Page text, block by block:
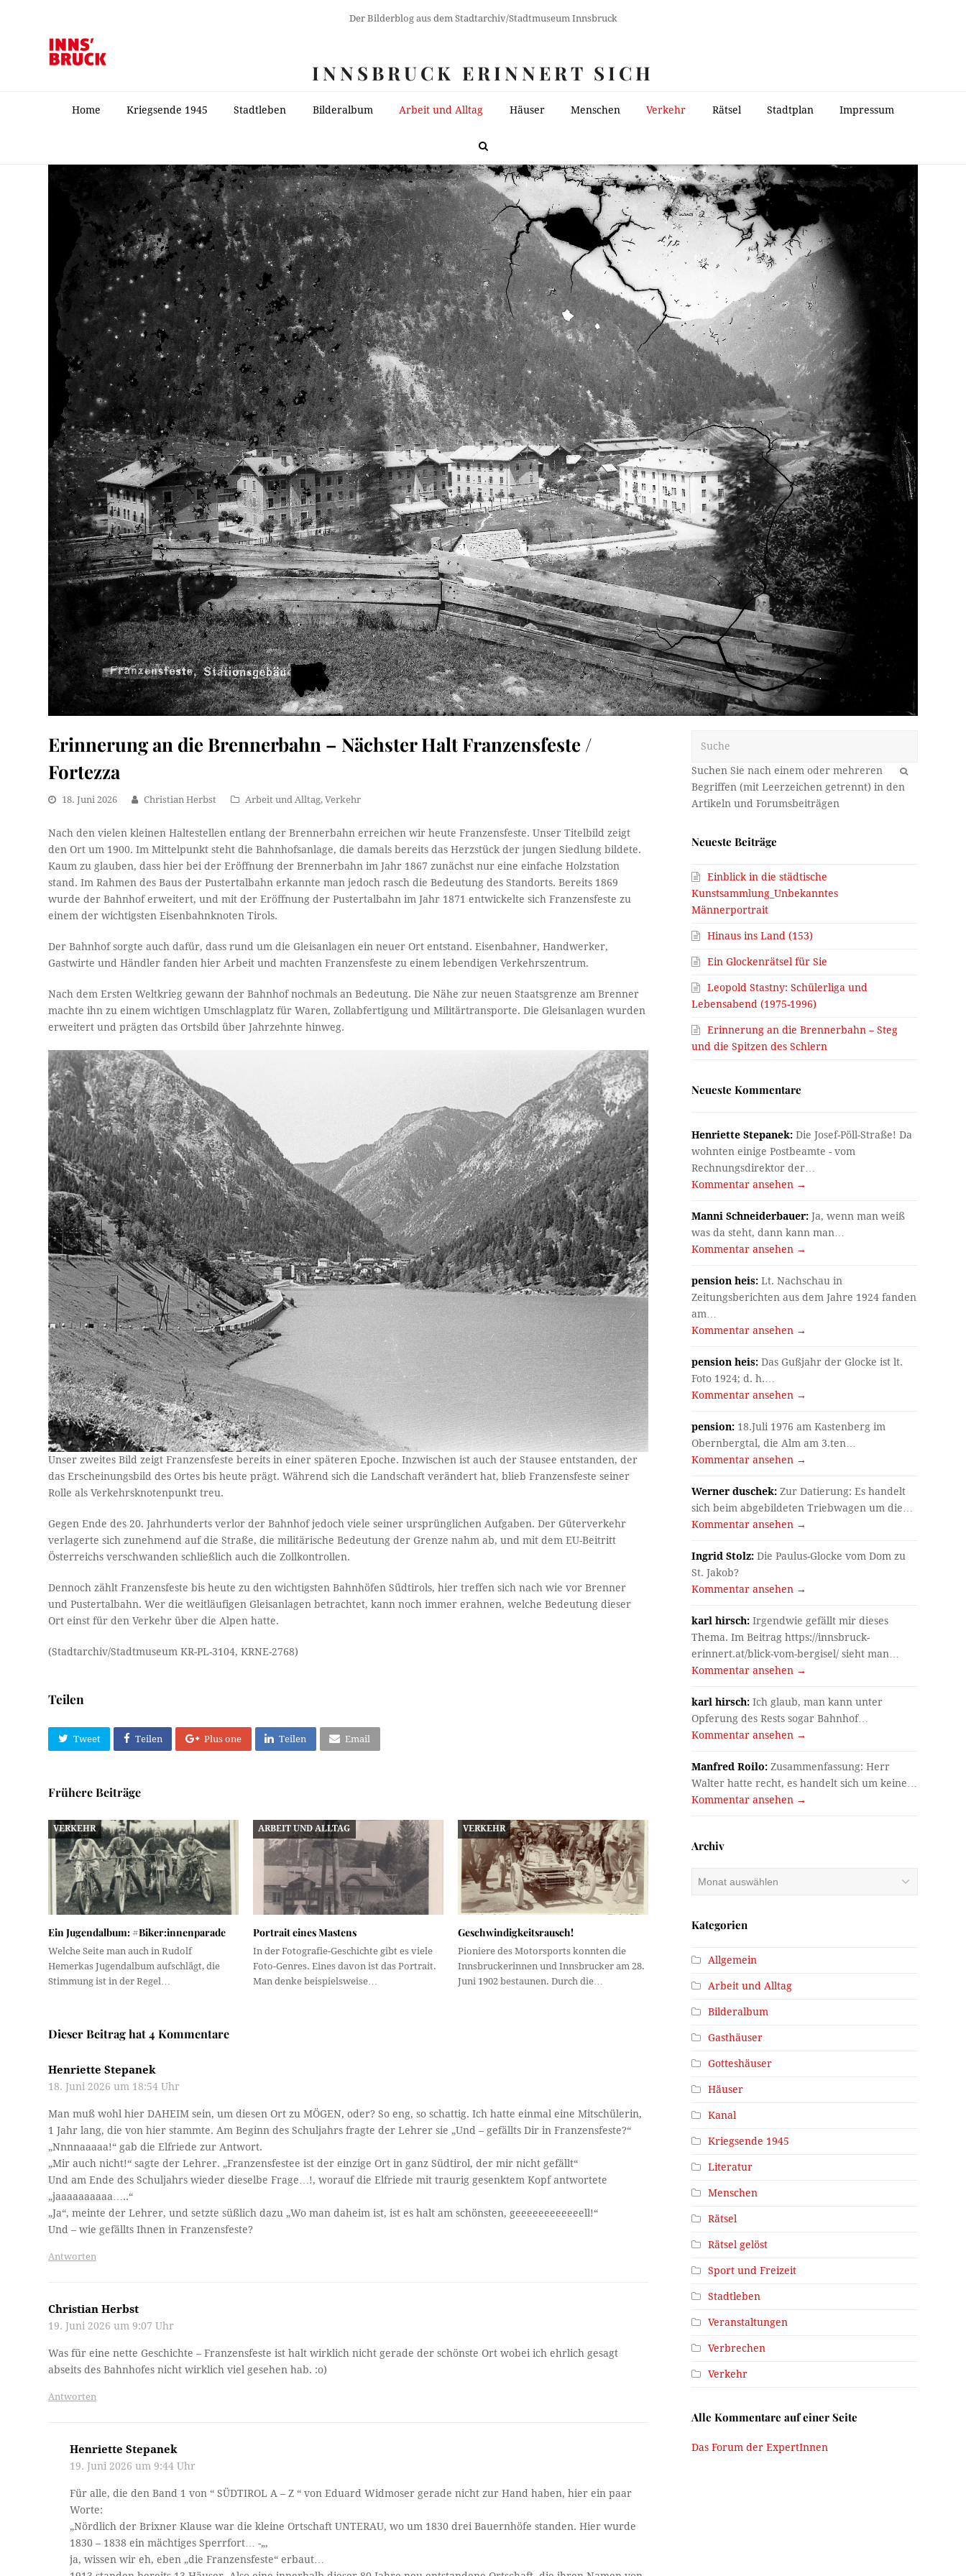
Der Bilderblog aus dem Stadtarchiv/Stadtmuseum Innsbruck
INNSBRUCK ERINNERT SICH
Home Kriegsende 1945 Stadtleben Bilderalbum Arbeit und Alltag Häuser Menschen Verkehr Rätsel Stadtplan Impressum
Erinnerung an die Brennerbahn – Nächster Halt Franzensfeste /
Fortezza
18. Juni 2026 Christian Herbst Arbeit und Alltag,Verkehr
Nach den vielen kleinen Haltestellen entlang der Brennerbahn erreichen wir heute Franzensfeste. Unser Titelbild zeigt
den Ort um 1900. Im Mittelpunkt steht die Bahnhofsanlage, die damals bereits das Herzstück der jungen Siedlung bildete.
Kaum zu glauben, dass hier bei der Eröffnung der Brennerbahn im Jahr 1867 zunächst nur eine einfache Holzstation
stand. Im Rahmen des Baus der Pustertalbahn erkannte man jedoch rasch die Bedeutung des Standorts. Bereits 1869
wurde der Bahnhof erweitert, und mit der Eröffnung der Pustertalbahn im Jahr 1871 entwickelte sich Franzensfeste zu
einem der wichtigsten Eisenbahnknoten Tirols.
Der Bahnhof sorgte auch dafür, dass rund um die Gleisanlagen ein neuer Ort entstand. Eisenbahner, Handwerker,
Gastwirte und Händler fanden hier Arbeit und machten Franzensfeste zu einem lebendigen Verkehrszentrum.
Nach dem Ersten Weltkrieg gewann der Bahnhof nochmals an Bedeutung. Die Nähe zur neuen Staatsgrenze am Brenner
machte ihn zu einem wichtigen Umschlagplatz für Waren, Zollabfertigung und Militärtransporte. Die Gleisanlagen wurden
erweitert und prägten das Ortsbild über Jahrzehnte hinweg.
Unser zweites Bild zeigt Franzensfeste bereits in einer späteren Epoche. Inzwischen ist auch der Stausee entstanden, der
das Erscheinungsbild des Ortes bis heute prägt. Während sich die Landschaft verändert hat, blieb Franzensfeste seiner
Rolle als Verkehrsknotenpunkt treu.
Gegen Ende des 20. Jahrhunderts verlor der Bahnhof jedoch viele seiner ursprünglichen Aufgaben. Der Güterverkehr
verlagerte sich zunehmend auf die Straße, die militärische Bedeutung der Grenze nahm ab, und mit dem EU-Beitritt
Österreichs verschwanden schließlich auch die Zollkontrollen.
Dennoch zählt Franzensfeste bis heute zu den wichtigsten Bahnhöfen Südtirols, hier treffen sich nach wie vor Brenner
und Pustertalbahn. Wer die weitläufigen Gleisanlagen betrachtet, kann noch immer erahnen, welche Bedeutung dieser
Ort einst für den Verkehr über die Alpen hatte.
(Stadtarchiv/Stadtmuseum KR-PL-3104, KRNE-2768)
Teilen
Tweet Teilen Plus one Teilen Email
Frühere Beiträge
VERKEHR
Ein Jugendalbum: #Biker:innenparade
Welche Seite man auch in Rudolf
Hemerkas Jugendalbum aufschlägt, die
Stimmung ist in der Regel…
ARBEIT UND ALLTAG
Portrait eines Mastens
In der Fotografie-Geschichte gibt es viele
Foto-Genres. Eines davon ist das Portrait.
Man denke beispielsweise…
VERKEHR
Geschwindigkeitsrausch!
Pioniere des Motorsports konnten die
Innsbruckerinnen und Innsbrucker am 28.
Juni 1902 bestaunen. Durch die…
Dieser Beitrag hat 4 Kommentare
Henriette Stepanek
18. Juni 2026 um 18:54 Uhr
Man muß wohl hier DAHEIM sein, um diesen Ort zu MÖGEN, oder? So eng, so schattig. Ich hatte einmal eine Mitschülerin,
1 Jahr lang, die von hier stammte. Am Beginn des Schuljahrs fragte der Lehrer sie „Und – gefällts Dir in Franzensfeste?“
„Nnnnaaaaa!“ gab die Elfriede zur Antwort.
„Mir auch nicht!“ sagte der Lehrer. „Franzensfestee ist der einzige Ort in ganz Südtirol, der mir nicht gefällt“
Und am Ende des Schuljahrs wieder dieselbe Frage…!, worauf die Elfriede mit traurig gesenktem Kopf antwortete
„jaaaaaaaaaa…..“
„Ja“, meinte der Lehrer, und setzte süßlich dazu „Wo man daheim ist, ist es halt am schönsten, geeeeeeeeeeeell!“
Und – wie gefällts Ihnen in Franzensfeste?
Antworten
Christian Herbst
19. Juni 2026 um 9:07 Uhr
Was für eine nette Geschichte – Franzensfeste ist halt wirklich nicht gerade der schönste Ort wobei ich ehrlich gesagt
abseits des Bahnhofes nicht wirklich viel gesehen hab. :o)
Antworten
Henriette Stepanek
19. Juni 2026 um 9:44 Uhr
Für alle, die den Band 1 von “ SÜDTIROL A – Z “ von Eduard Widmoser gerade nicht zur Hand haben, hier ein paar
Worte:
„Nördlich der Brixner Klause war die kleine Ortschaft UNTERAU, wo um 1830 drei Bauernhöfe standen. Hier wurde
1830 – 1838 ein mächtiges Sperrfort… -„,
ja, wissen wir eh, eben „die Franzensfeste“ erbaut…
OK
Neueste Beiträge
Einblick in die städtische
Kunstsammlung_Unbekanntes
Männerportrait
Hinaus ins Land (153)
Ein Glockenrätsel für Sie
Leopold Stastny: Schülerliga und
Lebensabend (1975-1996)
Erinnerung an die Brennerbahn – Steg
und die Spitzen des Schlern
Neueste Kommentare
Henriette Stepanek: Die Josef-Pöll-Straße! Da
wohnten einige Postbeamte - vom
Rechnungsdirektor der…
Kommentar ansehen →
Manni Schneiderbauer: Ja, wenn man weiß
was da steht, dann kann man…
Kommentar ansehen →
pension heis: Lt. Nachschau in
Zeitungsberichten aus dem Jahre 1924 fanden
am…
Kommentar ansehen →
pension heis: Das Gußjahr der Glocke ist lt.
Foto 1924; d. h.…
Kommentar ansehen →
pension: 18.Juli 1976 am Kastenberg im
Obernbergtal, die Alm am 3.ten…
Kommentar ansehen →
Werner duschek: Zur Datierung: Es handelt
sich beim abgebildeten Triebwagen um die…
Kommentar ansehen →
Ingrid Stolz: Die Paulus-Glocke vom Dom zu
St. Jakob?
Kommentar ansehen →
karl hirsch: Irgendwie gefällt mir dieses
Thema. Im Beitrag https://innsbruck-
erinnert.at/blick-vom-bergisel/ sieht man…
Kommentar ansehen →
karl hirsch: Ich glaub, man kann unter
Opferung des Rests sogar Bahnhof…
Kommentar ansehen →
Manfred Roilo: Zusammenfassung: Herr
Walter hatte recht, es handelt sich um keine…
Kommentar ansehen →
Archiv
Kategorien
Allgemein
Arbeit und Alltag
Bilderalbum
Gasthäuser
Gotteshäuser
Häuser
Kanal
Kriegsende 1945
Literatur
Menschen
Rätsel
Rätsel gelöst
Sport und Freizeit
Stadtleben
Veranstaltungen
Verbrechen
Verkehr
Alle Kommentare auf einer Seite
Das Forum der ExpertInnen